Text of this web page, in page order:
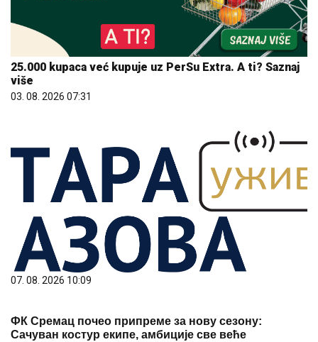
25.000 kupaca već kupuje uz PerSu Extra. A ti? Saznaj
više
03. 08. 2026 07:31
07. 08. 2026 10:09
ФК Сремац почео припреме за нову сезону:
Сачуван костур екипе, амбиције све веће